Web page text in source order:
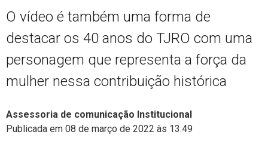
O vídeo é também uma forma de
destacar os 40 anos do TJRO com uma
personagem que representa a força da
mulher nessa contribuição histórica
Assessoria de comunicação Institucional
Publicada em 08 de março de 2022 às 13:49